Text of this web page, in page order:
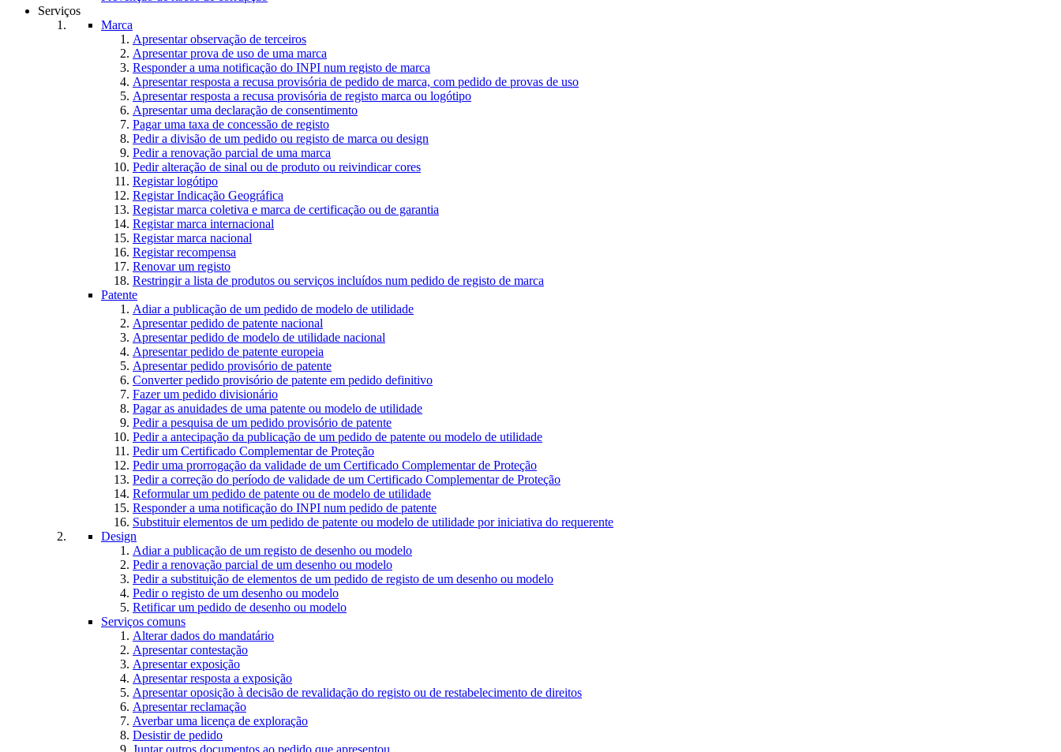
Serviços
Marca
Apresentar observação de terceiros
Apresentar prova de uso de uma marca
Responder a uma notificação do INPI num registo de marca
Apresentar resposta a recusa provisória de pedido de marca, com pedido de provas de uso
Apresentar resposta a recusa provisória de registo marca ou logótipo
Apresentar uma declaração de consentimento
Pagar uma taxa de concessão de registo
Pedir a divisão de um pedido ou registo de marca ou design
Pedir a renovação parcial de uma marca
Pedir alteração de sinal ou de produto ou reivindicar cores
Registar logótipo
Registar Indicação Geográfica
Registar marca coletiva e marca de certificação ou de garantia
Registar marca internacional
Registar marca nacional
Registar recompensa
Renovar um registo
Restringir a lista de produtos ou serviços incluídos num pedido de registo de marca
Patente
Adiar a publicação de um pedido de modelo de utilidade
Apresentar pedido de patente nacional
Apresentar pedido de modelo de utilidade nacional
Apresentar pedido de patente europeia
Apresentar pedido provisório de patente
Converter pedido provisório de patente em pedido definitivo
Fazer um pedido divisionário
Pagar as anuidades de uma patente ou modelo de utilidade
Pedir a pesquisa de um pedido provisório de patente
Pedir a antecipação da publicação de um pedido de patente ou modelo de utilidade
Pedir um Certificado Complementar de Proteção
Pedir uma prorrogação da validade de um Certificado Complementar de Proteção
Pedir a correção do período de validade de um Certificado Complementar de Proteção
Reformular um pedido de patente ou de modelo de utilidade
Responder a uma notificação do INPI num pedido de patente
Substituir elementos de um pedido de patente ou modelo de utilidade por iniciativa do requerente
Design
Adiar a publicação de um registo de desenho ou modelo
Pedir a renovação parcial de um desenho ou modelo
Pedir a substituição de elementos de um pedido de registo de um desenho ou modelo
Pedir o registo de um desenho ou modelo
Retificar um pedido de desenho ou modelo
Serviços comuns
Alterar dados do mandatário
Apresentar contestação
Apresentar exposição
Apresentar resposta a exposição
Apresentar oposição à decisão de revalidação do registo ou de restabelecimento de direitos
Apresentar reclamação
Averbar uma licença de exploração
Desistir de pedido
Juntar outros documentos ao pedido que apresentou